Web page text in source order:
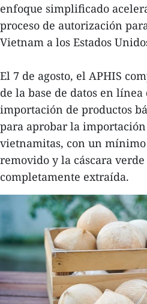
enfoque simplificado
proceso de autorización
Vietnam a los Estados
El 7 de agosto, el APHIS
de la base de datos en
importación de productos
para aprobar la importación
vietnamitas, con un
removido y la cáscara
completamente extraída.